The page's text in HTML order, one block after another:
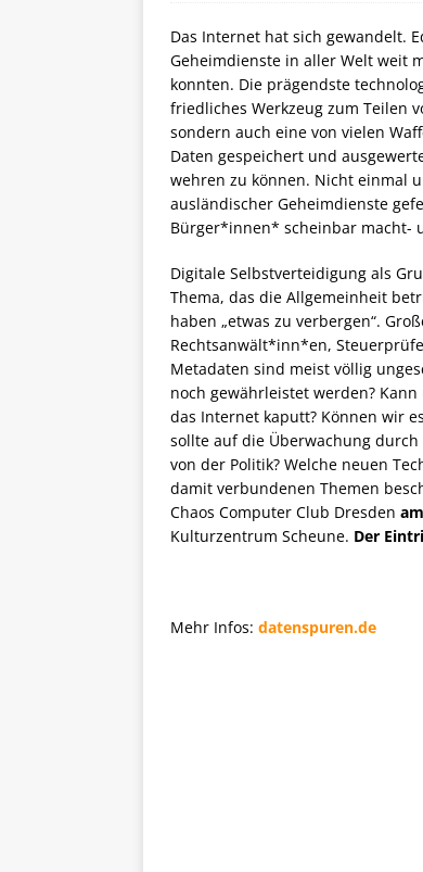
Das Internet hat sich gewandelt.
Geheimdienste in aller Welt weit
konnten. Die prägendste
friedliches Werkzeug zum Teilen
sondern auch eine von vielen
Daten gespeichert und
wehren zu können. Nicht einmal
ausländischer Geheimdienste
Bürger*innen* scheinbar macht-
Digitale Selbstverteidigung als
Thema, das die Allgemeinheit
haben „etwas zu verbergen“.
Rechtsanwält*inn*en,
Metadaten sind meist völlig
noch gewährleistet werden?
das Internet kaputt? Können wir
sollte auf die Überwachung
von der Politik? Welche neuen
damit verbundenen Themen
Chaos Computer Club Dresden
Kulturzentrum Scheune. Der
Mehr Infos: datenspuren.de